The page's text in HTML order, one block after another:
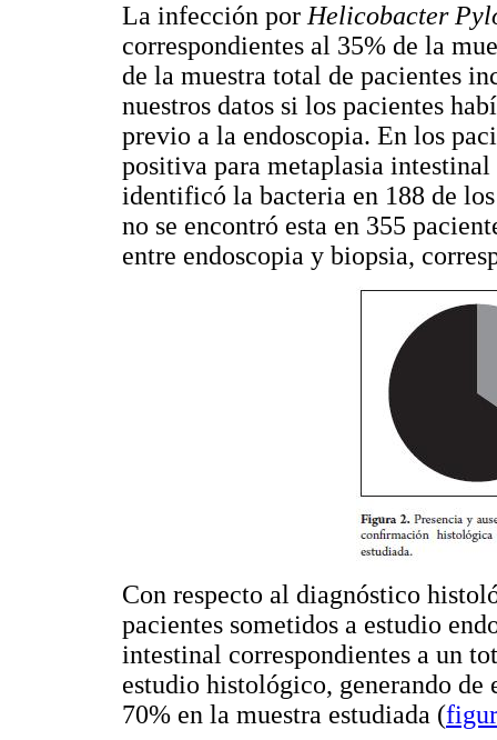
La infección por Helicobacter
correspondientes al 35% de la
de la muestra total de pacientes
nuestros datos si los pacientes
previo a la endoscopia. En los
positiva para metaplasia
identificó la bacteria en 188 de
no se encontró esta en 355
entre endoscopia y biopsia,
Con respecto al diagnóstico
pacientes sometidos a estudio
intestinal correspondientes a un
estudio histológico, generando de
70% en la muestra estudiada (